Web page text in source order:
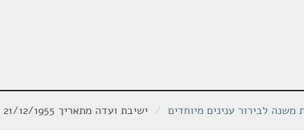
משנה לבירור ענינים מיוחדים / ישיבת ועדה מתאריך 21/12/1955